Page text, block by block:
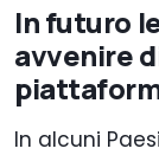
In futuro
avvenire
In alcuni